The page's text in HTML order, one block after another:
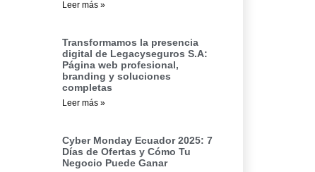
Leer más »
Transformamos la presencia
digital de Legacyseguros S.A:
Página web profesional,
branding y soluciones
completas
Leer más »
Cyber Monday Ecuador 2025: 7
Días de Ofertas y Cómo Tu
Negocio Puede Ganar